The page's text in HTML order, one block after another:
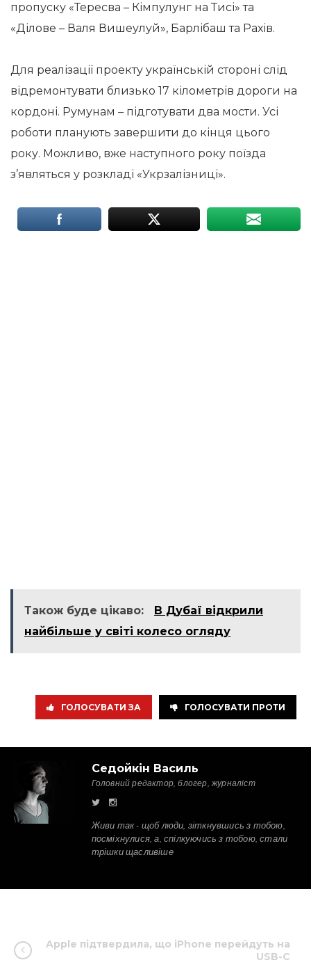
пропуску «Тересва – Кімпулунг на Тисі» та
«Ділове – Валя Вишеулуй», Барлібаш та Рахів.
Для реалізації проекту українській стороні слід
відремонтувати близько 17 кілометрів дороги на
кордоні. Румунам – підготувати два мости. Усі
роботи планують завершити до кінця цього
року. Можливо, вже наступного року поїзда
з’являться у розкладі «Укрзалізниці».
Також буде цікаво:
В Дубаї відкрили
найбільше у світі колесо огляду
ГОЛОСУВАТИ ЗА ГОЛОСУВАТИ ПРОТИ
Седойкін Василь
Головний редактор, блогер, журналіст
Живи так - щоб люди, зіткнувшись з тобою,
посміхнулися, а, спілкуючись з тобою, стали
трішки щасливіше
Apple підтвердила, що iPhone перейдуть на
USB-C